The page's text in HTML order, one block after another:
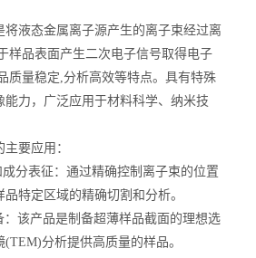
将液态金属离子源产生的离子束经过离
样品表面产生二次电子信号取得电子
质量稳定,分析高效等特点。具有特殊
能力，广泛应用于材料科学、纳米技
主要应用：
表征：通过精确控制离子束的位置
特定区域的精确切割和分析。
该产品是制备超薄样品截面的理想选
分析提供高质量的样品。